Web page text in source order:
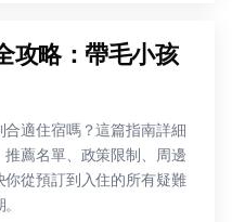
攻略：帶毛小孩
適住宿嗎？這篇指南詳細
薦名單、政策限制、周邊
從預訂到入住的所有疑難